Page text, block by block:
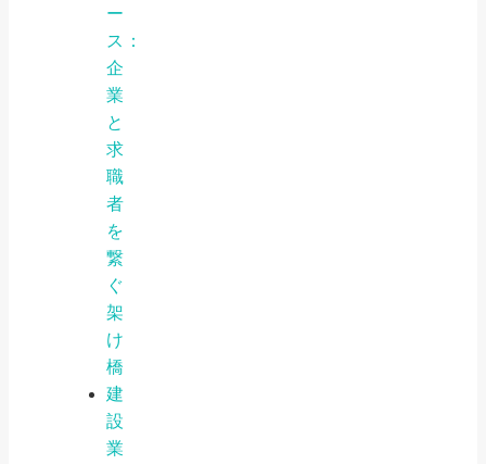
ー
ス：
企
業
と
求
職
者
を
繋
ぐ
架
け
橋
建
設
業